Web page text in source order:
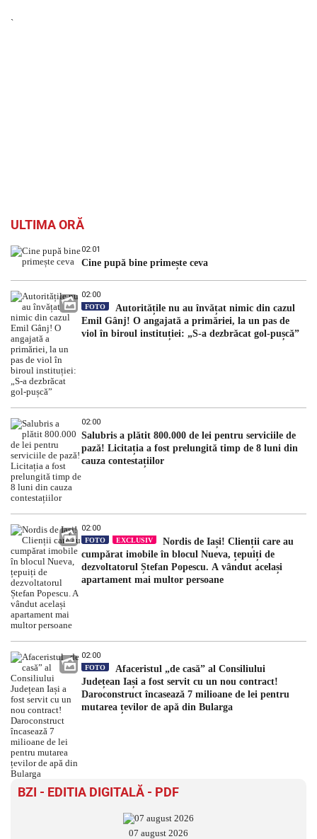
`
ULTIMA ORĂ
02:01
Cine pupă bine primește ceva
02:00
FOTO
Autoritățile nu au învățat nimic din cazul
Emil Gânj! O angajată a primăriei, la un pas de
viol în biroul instituției: „S-a dezbrăcat gol-pușcă”
02:00
Salubris a plătit 800.000 de lei pentru serviciile de
pază! Licitația a fost prelungită timp de 8 luni din
cauza contestațiilor
02:00
FOTO EXCLUSIV
Nordis de Iași! Clienții care au
cumpărat imobile în blocul Nueva, țepuiți de
dezvoltatorul Ștefan Popescu. A vândut același
apartament mai multor persoane
02:00
FOTO
Afaceristul „de casă” al Consiliului
Județean Iași a fost servit cu un nou contract!
Daroconstruct încasează 7 milioane de lei pentru
mutarea țevilor de apă din Bularga
BZI - EDITIA DIGITALĂ - PDF
07 august 2026